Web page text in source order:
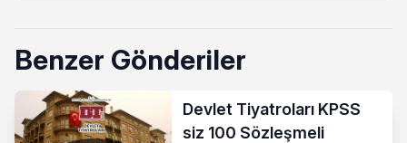
Benzer Gönderiler
Devlet Tiyatroları KPSS
siz 100 Sözleşmeli